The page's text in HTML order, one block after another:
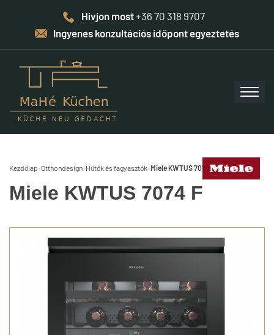
Hívjon most+36 70 318 9707
Ingyenes konzultációs időpont egyeztetés
Kezdőlap›Otthondesign› Hűtők és fagyasztók›Miele KWTUS 7074 F
Miele KWTUS 7074 F